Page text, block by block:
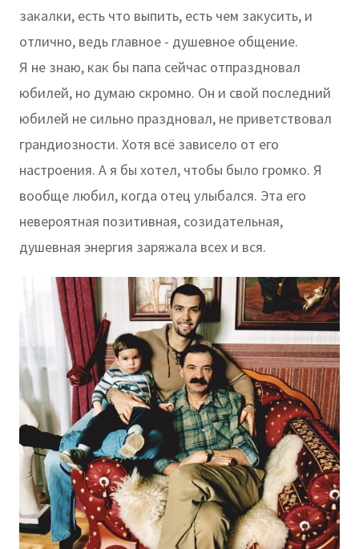
закалки, есть что выпить, есть чем закусить, и
отлично, ведь главное - душевное общение.
Я не знаю, как бы папа сейчас отпраздновал
юбилей, но думаю скромно. Он и свой последний
юбилей не сильно праздновал, не приветствовал
грандиозности. Хотя всё зависело от его
настроения. А я бы хотел, чтобы было громко. Я
вообще любил, когда отец улыбался. Эта его
невероятная позитивная, созидательная,
душевная энергия заряжала всех и вся.